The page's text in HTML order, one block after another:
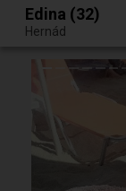
Egy jó randiból bármi
Edina (32)
Hernád